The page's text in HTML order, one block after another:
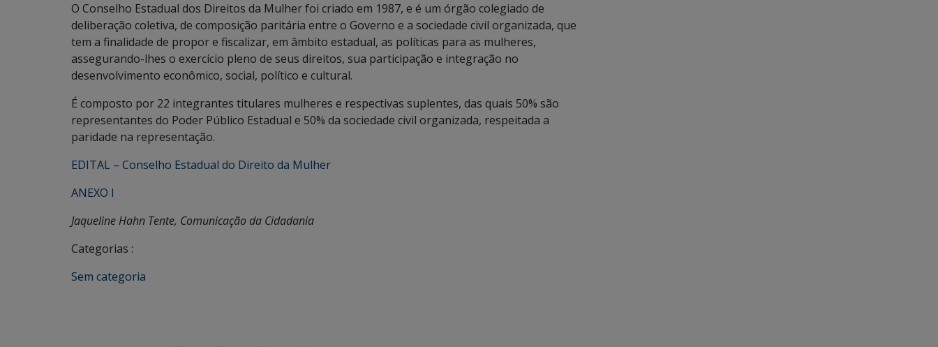
O Conselho Estadual dos Direitos da Mulher foi criado em 1987, e é um órgão colegiado de
deliberação coletiva, de composição paritária entre o Governo e a sociedade civil organizada, que
tem a finalidade de propor e fiscalizar, em âmbito estadual, as políticas para as mulheres,
assegurando-lhes o exercício pleno de seus direitos, sua participação e integração no
desenvolvimento econômico, social, político e cultural.
É composto por 22 integrantes titulares mulheres e respectivas suplentes, das quais 50% são
representantes do Poder Público Estadual e 50% da sociedade civil organizada, respeitada a
paridade na representação.
EDITAL – Conselho Estadual do Direito da Mulher
ANEXO I
Jaqueline Hahn Tente, Comunicação da Cidadania
Categorias :
Sem categoria